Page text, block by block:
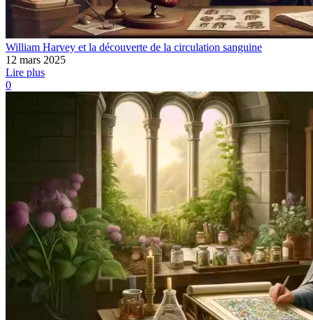
William Harvey et la découverte de la circulation sanguine
12 mars 2025
Lire plus
0